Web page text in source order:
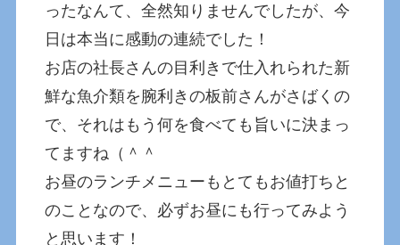
ったなんて、全然知りませんでしたが、今
日は本当に感動の連続でした！
お店の社長さんの目利きで仕入れられた新
鮮な魚介類を腕利きの板前さんがさばくの
で、それはもう何を食べても旨いに決まっ
てますね（＾＾
お昼のランチメニューもとてもお値打ちと
のことなので、必ずお昼にも行ってみよう
と思います！